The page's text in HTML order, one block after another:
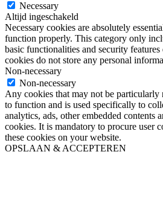
Necessary
Altijd ingeschakeld
Necessary cookies are absolutely
function properly. This category only
basic functionalities and security
cookies do not store any personal
Non-necessary
Non-necessary
Any cookies that may not be particularly
to function and is used specifically to
analytics, ads, other embedded contents
cookies. It is mandatory to procure user
these cookies on your website.
OPSLAAN & ACCEPTEREN